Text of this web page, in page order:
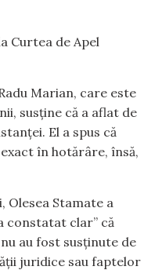
Curtea de Apel
Marian, care este
susține că a aflat de
El a spus că
în hotărâre, însă,
Olesea Stamate a
constatat clar” că
au fost susținute de
juridice sau faptelor